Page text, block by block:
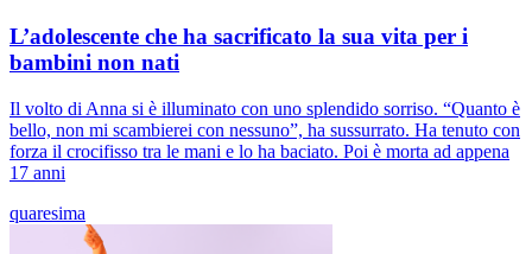
L’adolescente che ha sacrificato la sua vita per i
bambini non nati
Il volto di Anna si è illuminato con uno splendido sorriso. “Quanto è
bello, non mi scambierei con nessuno”, ha sussurrato. Ha tenuto con
forza il crocifisso tra le mani e lo ha baciato. Poi è morta ad appena
17 anni
quaresima